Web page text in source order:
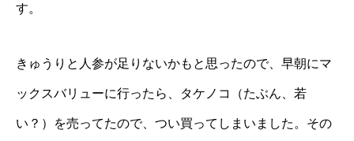
す。
きゅうりと人参が足りないかもと思ったので、早朝にマ
ックスバリューに行ったら、タケノコ（たぶん、若
い？）を売ってたので、つい買ってしまいました。その